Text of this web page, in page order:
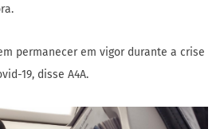
permanecer em vigor durante a crise
19, disse A4A.